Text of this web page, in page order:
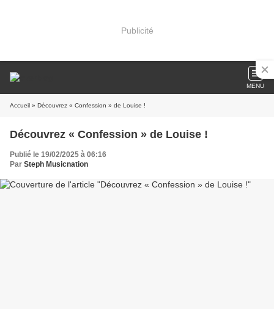
Publicité
MENU
Accueil » Découvrez « Confession » de Louise !
Découvrez « Confession » de Louise !
Publié le 19/02/2025 à 06:16
Par Steph Musicnation